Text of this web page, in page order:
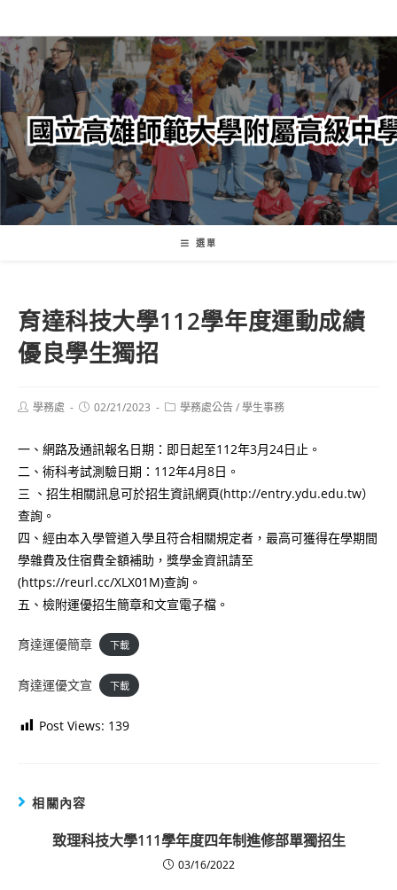
轉
至
主
內
容
選單
育達科技大學112學年度運動成績
優良學生獨招
Post學務處
Post02/21/2023
Post學務處公告/學生事務
一、網路及通訊報名日期：即日起至112年3月24日止。
二、術科考試測驗日期：112年4月8日。
三 、招生相關訊息可於招生資訊網頁(http://entry.ydu.edu.tw）
查詢。
四、經由本入學管道入學且符合相關規定者，最高可獲得在學期間
學雜費及住宿費全額補助，獎學金資訊請至
(https://reurl.cc/XLX01M)查詢。
五、檢附運優招生簡章和文宣電子檔。
育達運優簡章 下載
育達運優文宣 下載
Post Views: 139
相關內容
致理科技大學111學年度四年制進修部單獨招生
03/16/2022